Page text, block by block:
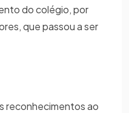
do colégio, por
que passou a ser
reconhecimentos ao